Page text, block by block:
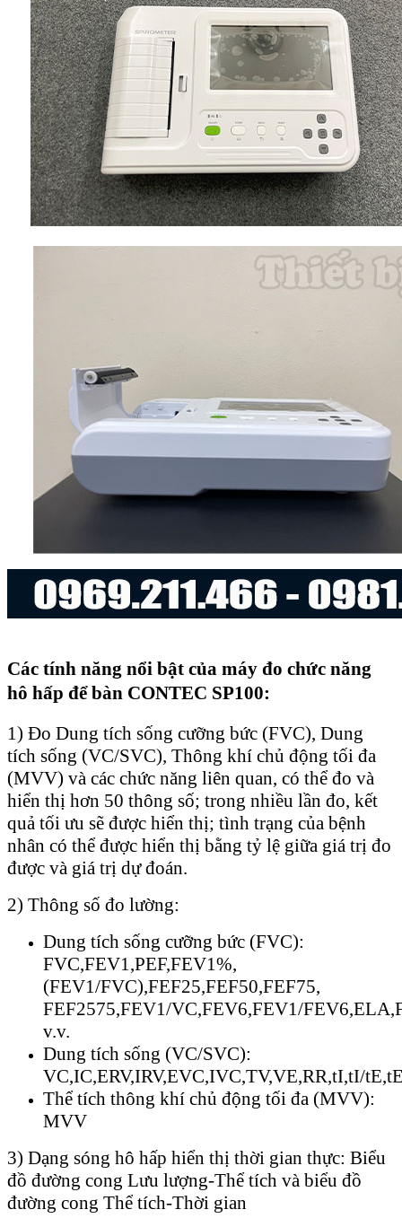
Các tính năng nổi bật của máy đo chức năng
hô hấp để bàn CONTEC SP100:
1) Đo Dung tích sống cưỡng bức (FVC), Dung
tích sống (VC/SVC), Thông khí chủ động tối đa
(MVV) và các chức năng liên quan, có thể đo và
hiển thị hơn 50 thông số; trong nhiều lần đo, kết
quả tối ưu sẽ được hiển thị; tình trạng của bệnh
nhân có thể được hiển thị bằng tỷ lệ giữa giá trị đo
được và giá trị dự đoán.
2) Thông số đo lường:
Dung tích sống cưỡng bức (FVC):
FVC,FEV1,PEF,FEV1%,
(FEV1/FVC),FEF25,FEF50,FEF75,
FEF2575,FEV1/VC,FEV6,FEV1/
v.v.
Dung tích sống (VC/SVC):
VC,IC,ERV,IRV,EVC,IVC,TV,VE,RR,tI,tI/
Thể tích thông khí chủ động tối đa (MVV):
MVV
3) Dạng sóng hô hấp hiển thị thời gian thực: Biểu
đồ đường cong Lưu lượng-Thể tích và biểu đồ
đường cong Thể tích-Thời gian